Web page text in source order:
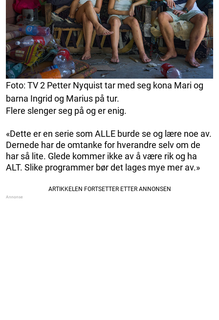
Foto: TV 2 Petter Nyquist tar med seg kona Mari og
barna Ingrid og Marius på tur.
Flere slenger seg på og er enig.
«Dette er en serie som ALLE burde se og lære noe av.
Dernede har de omtanke for hverandre selv om de
har så lite. Glede kommer ikke av å være rik og ha
ALT. Slike programmer bør det lages mye mer av.»